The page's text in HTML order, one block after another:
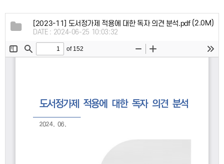
[2023-11] 도서정가제 적용에 대한 독자 의견 분석.pdf(2.0M)
DATE : 2024-06-25 10:03:32